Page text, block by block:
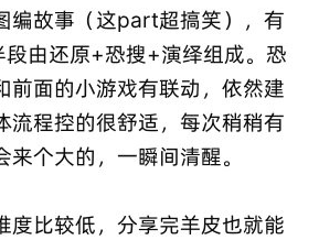
编故事（这part超搞笑），有
段由还原+恐搜+演绎组成。恐
前面的小游戏有联动，依然建
流程控的很舒适，每次稍稍有
个大的，一瞬间清醒。
度比较低，分享完羊皮也就能